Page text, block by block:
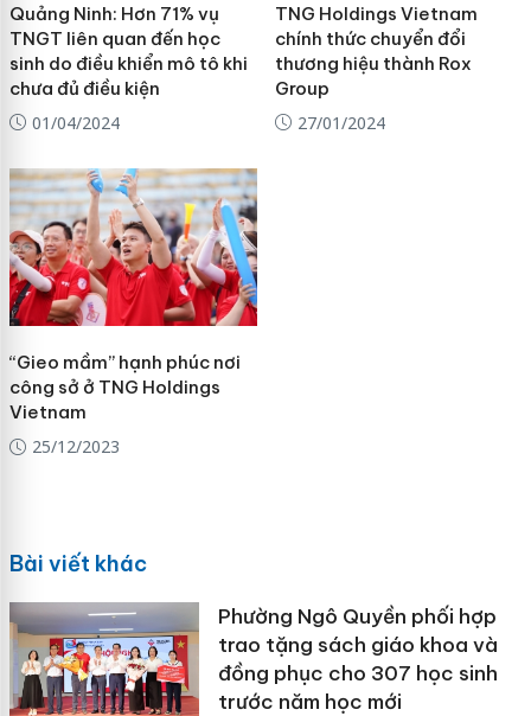
Quảng Ninh: Hơn 71% vụ
TNGT liên quan đến học
sinh do điều khiển mô tô khi
chưa đủ điều kiện
01/04/2024
TNG Holdings Vietnam
chính thức chuyển đổi
thương hiệu thành Rox
Group
27/01/2024
“Gieo mầm” hạnh phúc nơi
công sở ở TNG Holdings
Vietnam
25/12/2023
Bài viết khác
Phường Ngô Quyền phối hợp
trao tặng sách giáo khoa và
đồng phục cho 307 học sinh
trước năm học mới